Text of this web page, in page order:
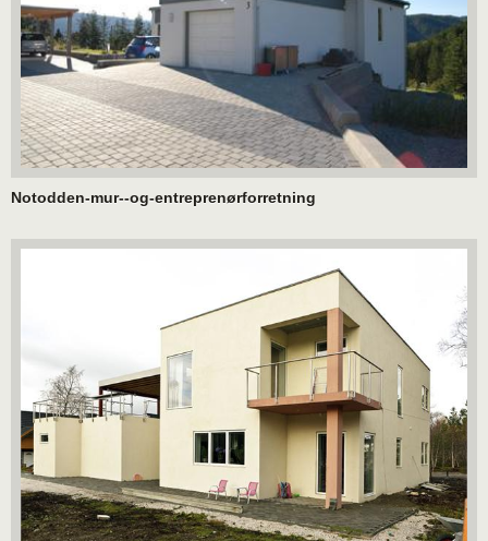
Notodden-mur--og-entreprenørforretning